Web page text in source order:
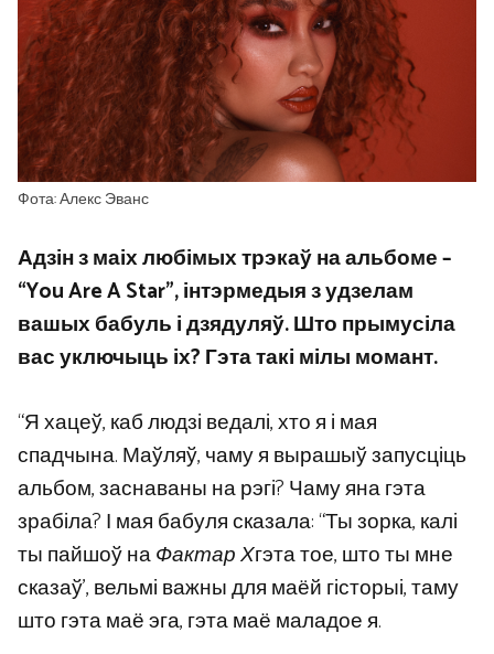
Фота: Алекс Эванс
Адзін з маіх любімых трэкаў на альбоме –
“You Are A Star”, інтэрмедыя з удзелам
вашых бабуль і дзядуляў. Што прымусіла
вас уключыць іх? Гэта такі мілы момант.
“Я хацеў, каб людзі ведалі, хто я і мая
спадчына. Маўляў, чаму я вырашыў запусціць
альбом, заснаваны на рэгі? Чаму яна гэта
зрабіла? І мая бабуля сказала: “Ты зорка, калі
ты пайшоў наФактар ​​Хгэта тое, што ты мне
сказаў’, вельмі важны для маёй гісторыі, таму
што гэта маё эга, гэта маё маладое я.